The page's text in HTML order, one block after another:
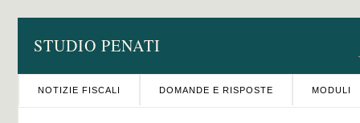
STUDIO PENATI
NOTIZIE FISCALI DOMANDE E RISPOSTE MODULI